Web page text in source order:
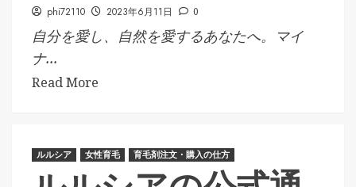
phi72110 2023年6月11日 0
自分を愛し、自然を愛するあなたへ。マイ
ナ...
Read More
ルルシア 女性育毛 育毛剤注文・購入の仕方